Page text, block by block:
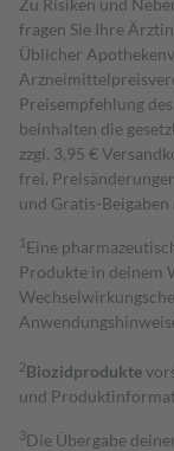
Zu Risiken und
fragen Sie Ihre
Üblicher
Preisempfehlung
beinhalten die
zzgl. 3,95 €
frei.
und Gratis-
1 Eine
Produkte in deinem
2Biozidprodukte
und
3Die Übergabe